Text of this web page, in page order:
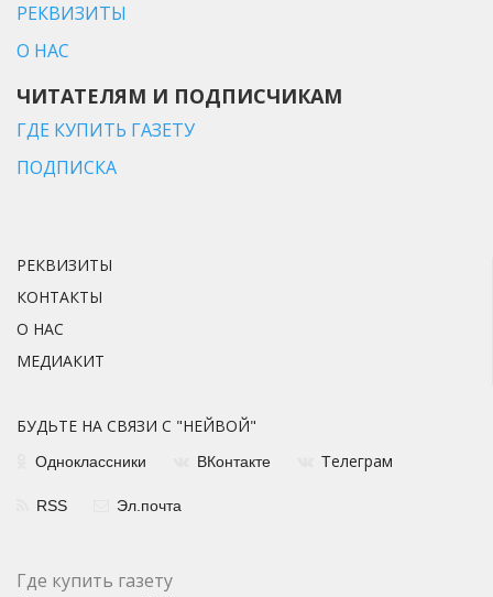
РЕКВИЗИТЫ
О НАС
ЧИТАТЕЛЯМ И ПОДПИСЧИКАМ
ГДЕ КУПИТЬ ГАЗЕТУ
ПОДПИСКА
РЕКВИЗИТЫ
КОНТАКТЫ
О НАС
МЕДИАКИТ
БУДЬТЕ НА СВЯЗИ С "НЕЙВОЙ"
Одноклассники ВКонтакте Телеграм
RSS Эл.почта
Где купить газету